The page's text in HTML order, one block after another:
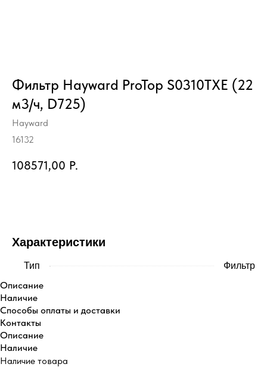
Фильтр Hayward ProTop S0310TXE (22
м3/ч, D725)
Hayward
16132
108571,00 Р.
Характеристики
Тип Фильтр
Описание
Наличие
Способы оплаты и доставки
Контакты
Описание
Наличие
Наличие товара